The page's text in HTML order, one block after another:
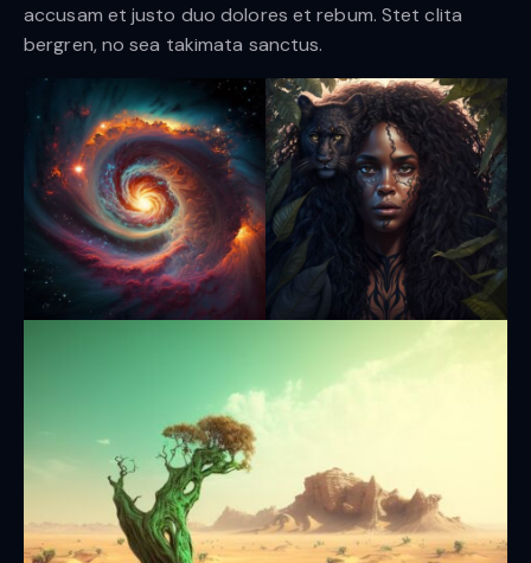
accusam et justo duo dolores et rebum. Stet clita
bergren, no sea takimata sanctus.